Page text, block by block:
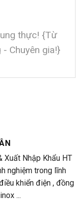
thực! {Từ
- Chuyên gia!}
Xuất Nhập Khẩu HT
nghiệm trong lĩnh
khiển điện , đồng
...